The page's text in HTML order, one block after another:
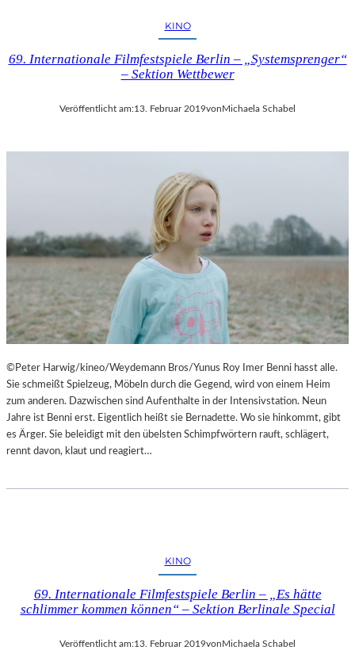
KINO
69. Internationale Filmfestspiele Berlin – „Systemsprenger“
– Sektion Wettbewer
Veröffentlicht am:13. Februar 2019vonMichaela Schabel
©Peter Harwig/kineo/Weydemann Bros/Yunus Roy Imer Benni hasst alle.
Sie schmeißt Spielzeug, Möbeln durch die Gegend, wird von einem Heim
zum anderen. Dazwischen sind Aufenthalte in der Intensivstation. Neun
Jahre ist Benni erst. Eigentlich heißt sie Bernadette. Wo sie hinkommt, gibt
es Ärger. Sie beleidigt mit den übelsten Schimpfwörtern rauft, schlägert,
rennt davon, klaut und reagiert…
KINO
69. Internationale Filmfestspiele Berlin – „Es hätte
schlimmer kommen können“ – Sektion Berlinale Special
Veröffentlicht am:13. Februar 2019von Michaela Schabel